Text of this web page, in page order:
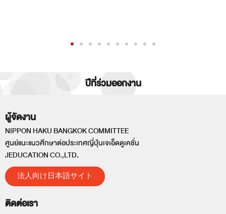
ปีที่ร่วมออกงาน
ผู้จัดงาน
NIPPON HAKU BANGKOK COMMITTEE
ศูนย์แนะแนวศึกษาต่อประเทศญี่ปุ่นเจเอ็ดดูเคชั่น
JEDUCATION CO.,LTD.
法人向け日本語サイト
ติดต่อเรา